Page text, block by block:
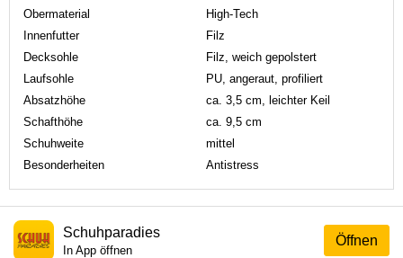
Obermaterial
High-Tech
Innenfutter
Filz
Decksohle
Filz, weich gepolstert
Laufsohle
PU, angeraut, profiliert
Absatzhöhe
ca. 3,5 cm, leichter Keil
Schafthöhe
ca. 9,5 cm
Schuhweite
mittel
Besonderheiten
Antistress
Öffnen
Schuhparadies
In App öffnen